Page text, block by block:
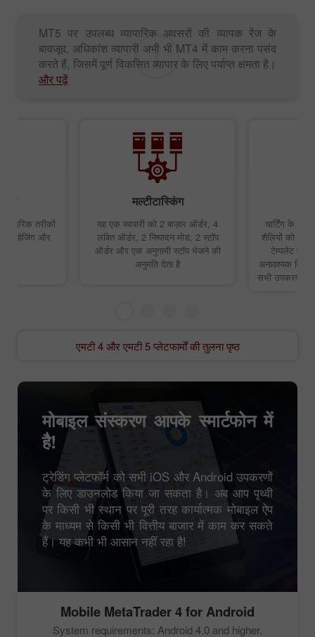
MT5 पर उपलब्ध व्यापारिक अवसरों की व्यापक रेंज के
बावजूद, अधिकांश व्यापारी अभी भी MT4 में काम करना पसंद
करते हैं, जिसमें पूर्ण विकसित व्यापार के लिए पर्याप्त क्षमता है।
और पढ़ें
तरीकों
हेजिंग और
मल्टीटास्किंग
यह एक व्यापारी को 2 बाज़ार ऑर्डर, 4
लंबित ऑर्डर, 2 निष्पादन मोड, 2 स्टॉप
ऑर्डर और एक अनुगामी स्टॉप भेजने की
अनुमति देता है
चार्टिंग के
शैलियों को
टेम्पलेट
अनावश्यक
सभी उपकरण
एमटी 4 और एमटी 5 प्लेटफार्मों की तुलना पृष्ठ
मोबाइल संस्करण आपके स्मार्टफोन में
है!
ट्रेडिंग प्लेटफॉर्म को सभी iOS और Android उपकरणों
के लिए डाउनलोड किया जा सकता है। अब आप पृथ्वी
पर किसी भी स्थान पर पूरी तरह कार्यात्मक मोबाइल ऐप
के माध्यम से किसी भी वित्तीय बाजार में काम कर सकते
हैं। यह कभी भी आसान नहीं रहा है!
Mobile MetaTrader 4for Android
System requirements: Android 4.0 and higher,